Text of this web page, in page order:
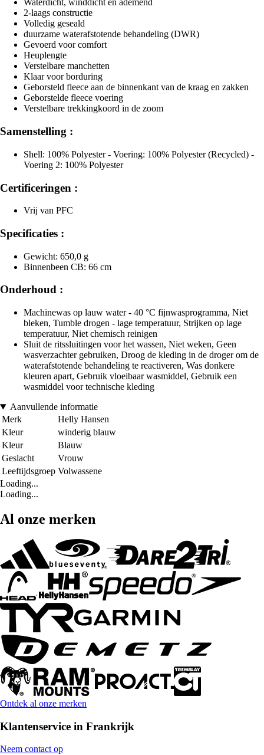
Waterdicht, winddicht en ademend
2-laags constructie
Volledig geseald
duurzame waterafstotende behandeling (DWR)
Gevoerd voor comfort
Heuplengte
Verstelbare manchetten
Klaar voor borduring
Geborsteld fleece aan de binnenkant van de kraag en zakken
Geborstelde fleece voering
Verstelbare trekkingkoord in de zoom
Samenstelling :
Shell: 100% Polyester - Voering: 100% Polyester (Recycled) -
Voering 2: 100% Polyester
Certificeringen :
Vrij van PFC
Specificaties :
Gewicht: 650,0 g
Binnenbeen CB: 66 cm
Onderhoud :
Machinewas op lauw water - 40 °C fijnwasprogramma, Niet
bleken, Tumble drogen - lage temperatuur, Strijken op lage
temperatuur, Niet chemisch reinigen
Sluit de ritssluitingen voor het wassen, Niet weken, Geen
wasverzachter gebruiken, Droog de kleding in de droger om de
waterafstotende behandeling te reactiveren, Was donkere
kleuren apart, Gebruik vloeibaar wasmiddel, Gebruik een
wasmiddel voor technische kleding
Aanvullende informatie
Merk
Helly Hansen
Kleur
winderig blauw
Kleur
Blauw
Geslacht
Vrouw
Leeftijdsgroep Volwassene
Loading...
Loading...
Al onze merken
Ontdek al onze merken
Klantenservice in Frankrijk
Neem contact op